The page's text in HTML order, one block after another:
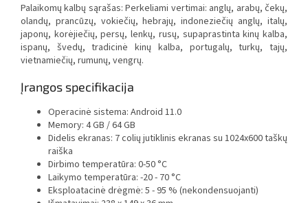
Palaikomų kalbų sąrašas: Perkeliami vertimai: anglų, arabų, čekų,
olandų, prancūzų, vokiečių, hebrajų, indoneziečių anglų, italų,
japonų, korėjiečių, persų, lenkų, rusų, supaprastinta kinų kalba,
ispanų, švedų, tradicinė kinų kalba, portugalų, turkų, tajų,
vietnamiečių, rumunų, vengrų.
Įrangos specifikacija
Operacinė sistema: Android 11.0
Memory: 4 GB / 64 GB
Didelis ekranas: 7 colių jutiklinis ekranas su 1024x600 taškų
raiška
Dirbimo temperatūra: 0-50 °C
Laikymo temperatūra: -20 - 70 °C
Eksploatacinė drėgmė: 5 - 95 % (nekondensuojanti)